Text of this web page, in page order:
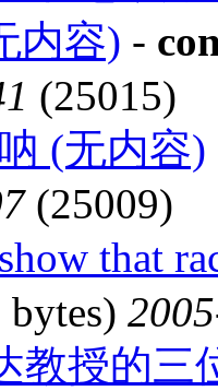
内容) -
(25015)
(无内容)
(25009)
that
教授的三